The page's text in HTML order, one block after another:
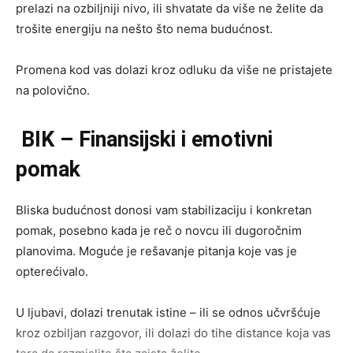
prelazi na ozbiljniji nivo, ili shvatate da više ne želite da
trošite energiju na nešto što nema budućnost.
Promena kod vas dolazi kroz odluku da više ne pristajete
na polovično.
BIK – Finansijski i emotivni
pomak
Bliska budućnost donosi vam stabilizaciju i konkretan
pomak, posebno kada je reč o novcu ili dugoročnim
planovima. Moguće je rešavanje pitanja koje vas je
opterećivalo.
U ljubavi, dolazi trenutak istine – ili se odnos učvršćuje
kroz ozbiljan razgovor, ili dolazi do tihe distance koja vas